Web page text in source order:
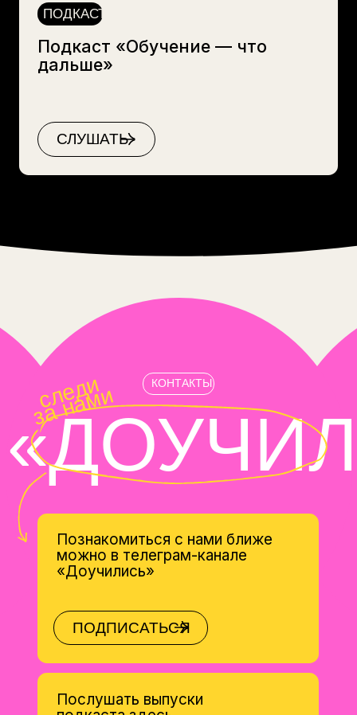
ИНТЕРАКТИВ: КАРТА
Вы хотели бы получать
рассылку от нас?
ДА
Политика обработки персональных данных
Пользовательское соглашение
Соглашение об использовании файлов
cookie и аналитики
Действует на основании Лицензии
№Л035-01255-50/02759287
Сведения об образовательной организации
Версия
для слабовидящих
Министерство высшего образования и науки
Министерство просвещения